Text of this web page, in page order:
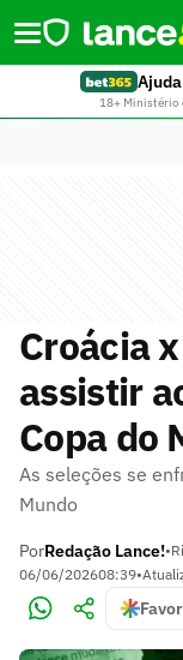
18+ Ministério
Croácia
assistir
Copa do
As seleções se
Mundo
PorRedação Lance!•
06/06/202608:39•